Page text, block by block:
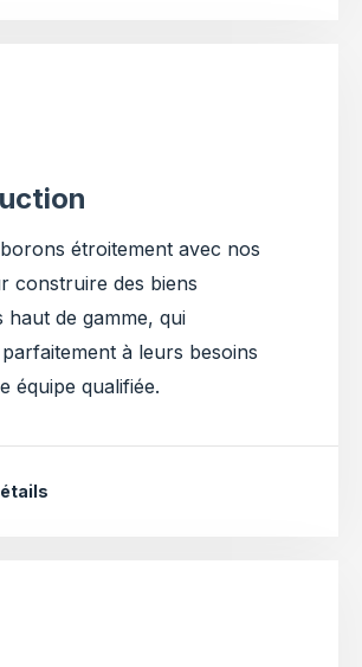
étroitement avec nos
construire des biens
haut de gamme, qui
à leurs besoins
équipe qualifiée.